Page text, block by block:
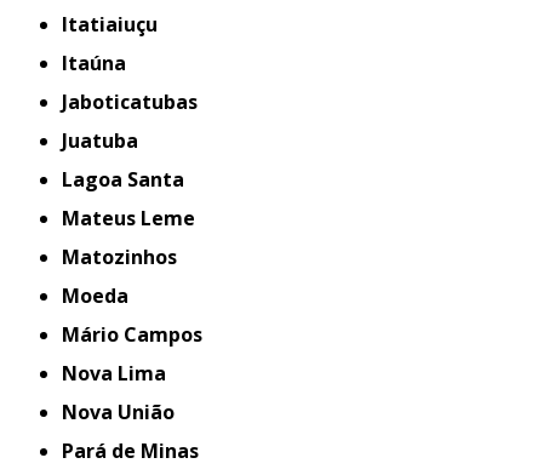
Itatiaiuçu
Itaúna
Jaboticatubas
Juatuba
Lagoa Santa
Mateus Leme
Matozinhos
Moeda
Mário Campos
Nova Lima
Nova União
Pará de Minas